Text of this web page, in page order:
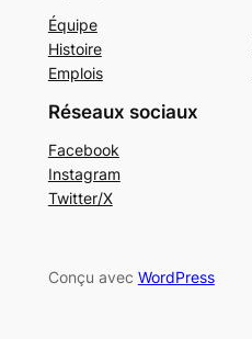
Équipe
Histoire
Emplois
Réseaux sociaux
Facebook
Instagram
Twitter/X
Conçu avec WordPress